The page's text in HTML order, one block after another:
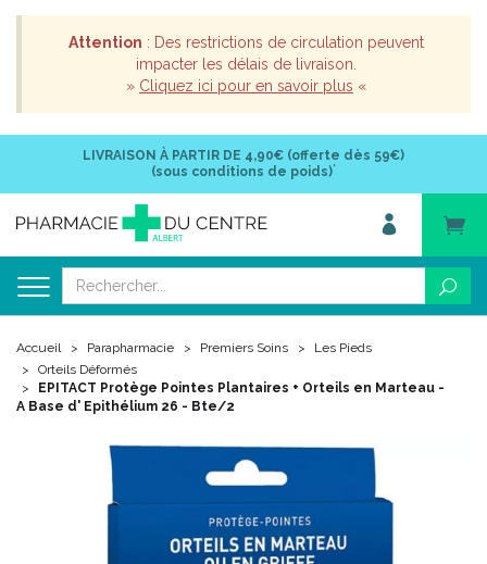
Attention : Des restrictions de circulation peuvent
impacter les délais de livraison.
» Cliquez ici pour en savoir plus «
LIVRAISON À PARTIR DE 4,90€ (offerte dès 59€)
(sous conditions de poids)*
Accueil Parapharmacie Premiers Soins
Les Pieds
Orteils Déformés
EPITACT Protège Pointes Plantaires + Orteils en Marteau -
A Base d' Epithélium 26 - Bte/2